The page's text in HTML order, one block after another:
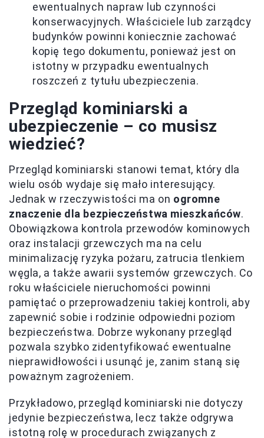
ewentualnych napraw lub czynności
konserwacyjnych. Właściciele lub zarządcy
budynków powinni koniecznie zachować
kopię tego dokumentu, ponieważ jest on
istotny w przypadku ewentualnych
roszczeń z tytułu ubezpieczenia.
Przegląd kominiarski a
ubezpieczenie – co musisz
wiedzieć?
Przegląd kominiarski stanowi temat, który dla
wielu osób wydaje się mało interesujący.
Jednak w rzeczywistości ma on ogromne
znaczenie dla bezpieczeństwa mieszkańców.
Obowiązkowa kontrola przewodów kominowych
oraz instalacji grzewczych ma na celu
minimalizację ryzyka pożaru, zatrucia tlenkiem
węgla, a także awarii systemów grzewczych. Co
roku właściciele nieruchomości powinni
pamiętać o przeprowadzeniu takiej kontroli, aby
zapewnić sobie i rodzinie odpowiedni poziom
bezpieczeństwa. Dobrze wykonany przegląd
pozwala szybko zidentyfikować ewentualne
nieprawidłowości i usunąć je, zanim staną się
poważnym zagrożeniem.
Przykładowo, przegląd kominiarski nie dotyczy
jedynie bezpieczeństwa, lecz także odgrywa
istotną rolę w procedurach związanych z